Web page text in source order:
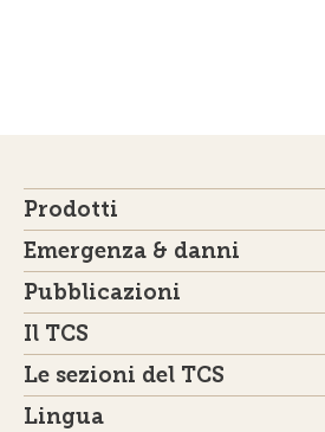
Prodotti
Emergenza & danni
Pubblicazioni
Il TCS
Le sezioni del TCS
Lingua